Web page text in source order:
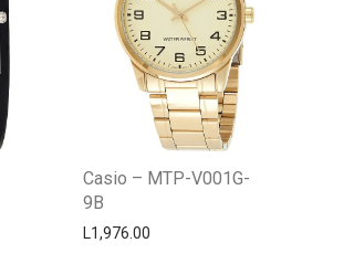
Casio – MTP-V001G-
9B
L1,976.00
Centro Citizen
Typically replies within a day